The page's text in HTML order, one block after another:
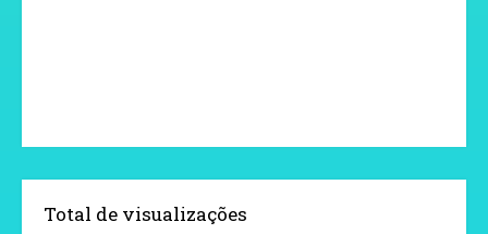
Total de visualizações